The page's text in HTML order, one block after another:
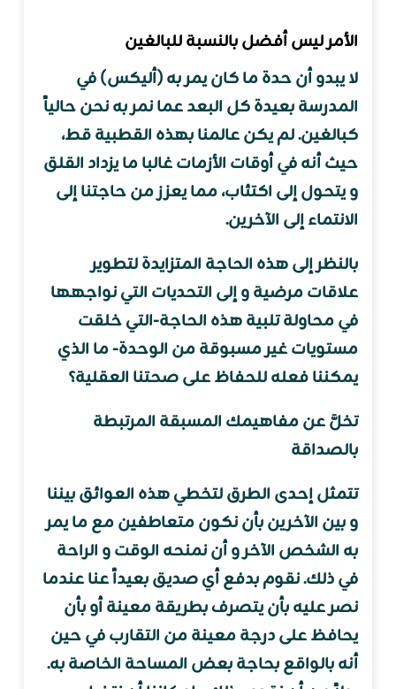
الأمر ليس أفضل بالنسبة للبالغين
لا يبدو أن حدة ما كان يمر به (أليكس) في
المدرسة بعيدة كل البعد عما نمر به نحن حالياً
كبالغين. لم يكن عالمنا بهذه القطبية قط،
حيث أنه في أوقات الأزمات غالبا ما يزداد القلق
و يتحول إلى اكتئاب، مما يعزز من حاجتنا إلى
الانتماء إلى الآخرين.
بالنظر إلى هذه الحاجة المتزايدة لتطوير
علاقات مرضية و إلى التحديات التي نواجهها
في محاولة تلبية هذه الحاجة-التي خلقت
مستويات غير مسبوقة من الوحدة- ما الذي
يمكننا فعله للحفاظ على صحتنا العقلية؟
تخلَّ عن مفاهيمك المسبقة المرتبطة
بالصداقة
تتمثل إحدى الطرق لتخطي هذه العوائق بيننا
و بين الآخرين بأن نكون متعاطفين مع ما يمر
به الشخص الآخر و أن نمنحه الوقت و الراحة
في ذلك. نقوم بدفع أي صديق بعيداً عنا عندما
نصر عليه بأن يتصرف بطريقة معينة أو بأن
يحافظ على درجة معينة من التقارب في حين
أنه بالواقع بحاجة بعض المساحة الخاصة به.